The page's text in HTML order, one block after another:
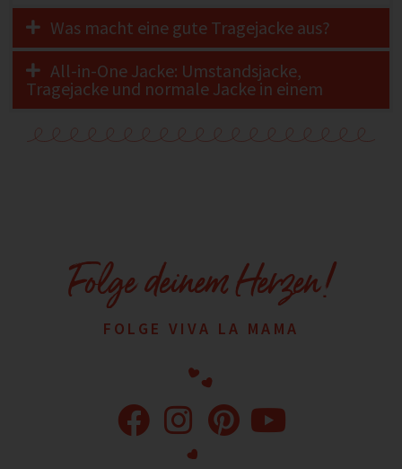
Was macht eine gute Tragejacke aus?
All-in-One Jacke: Umstandsjacke,
Tragejacke und normale Jacke in einem
Folge deinem Herzen!
FOLGE VIVA LA MAMA